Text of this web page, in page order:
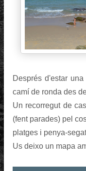
Després d'estar
camí de ronda des
Un recorregut de
(fent parades) pel
platges i penya-
Us deixo un mapa